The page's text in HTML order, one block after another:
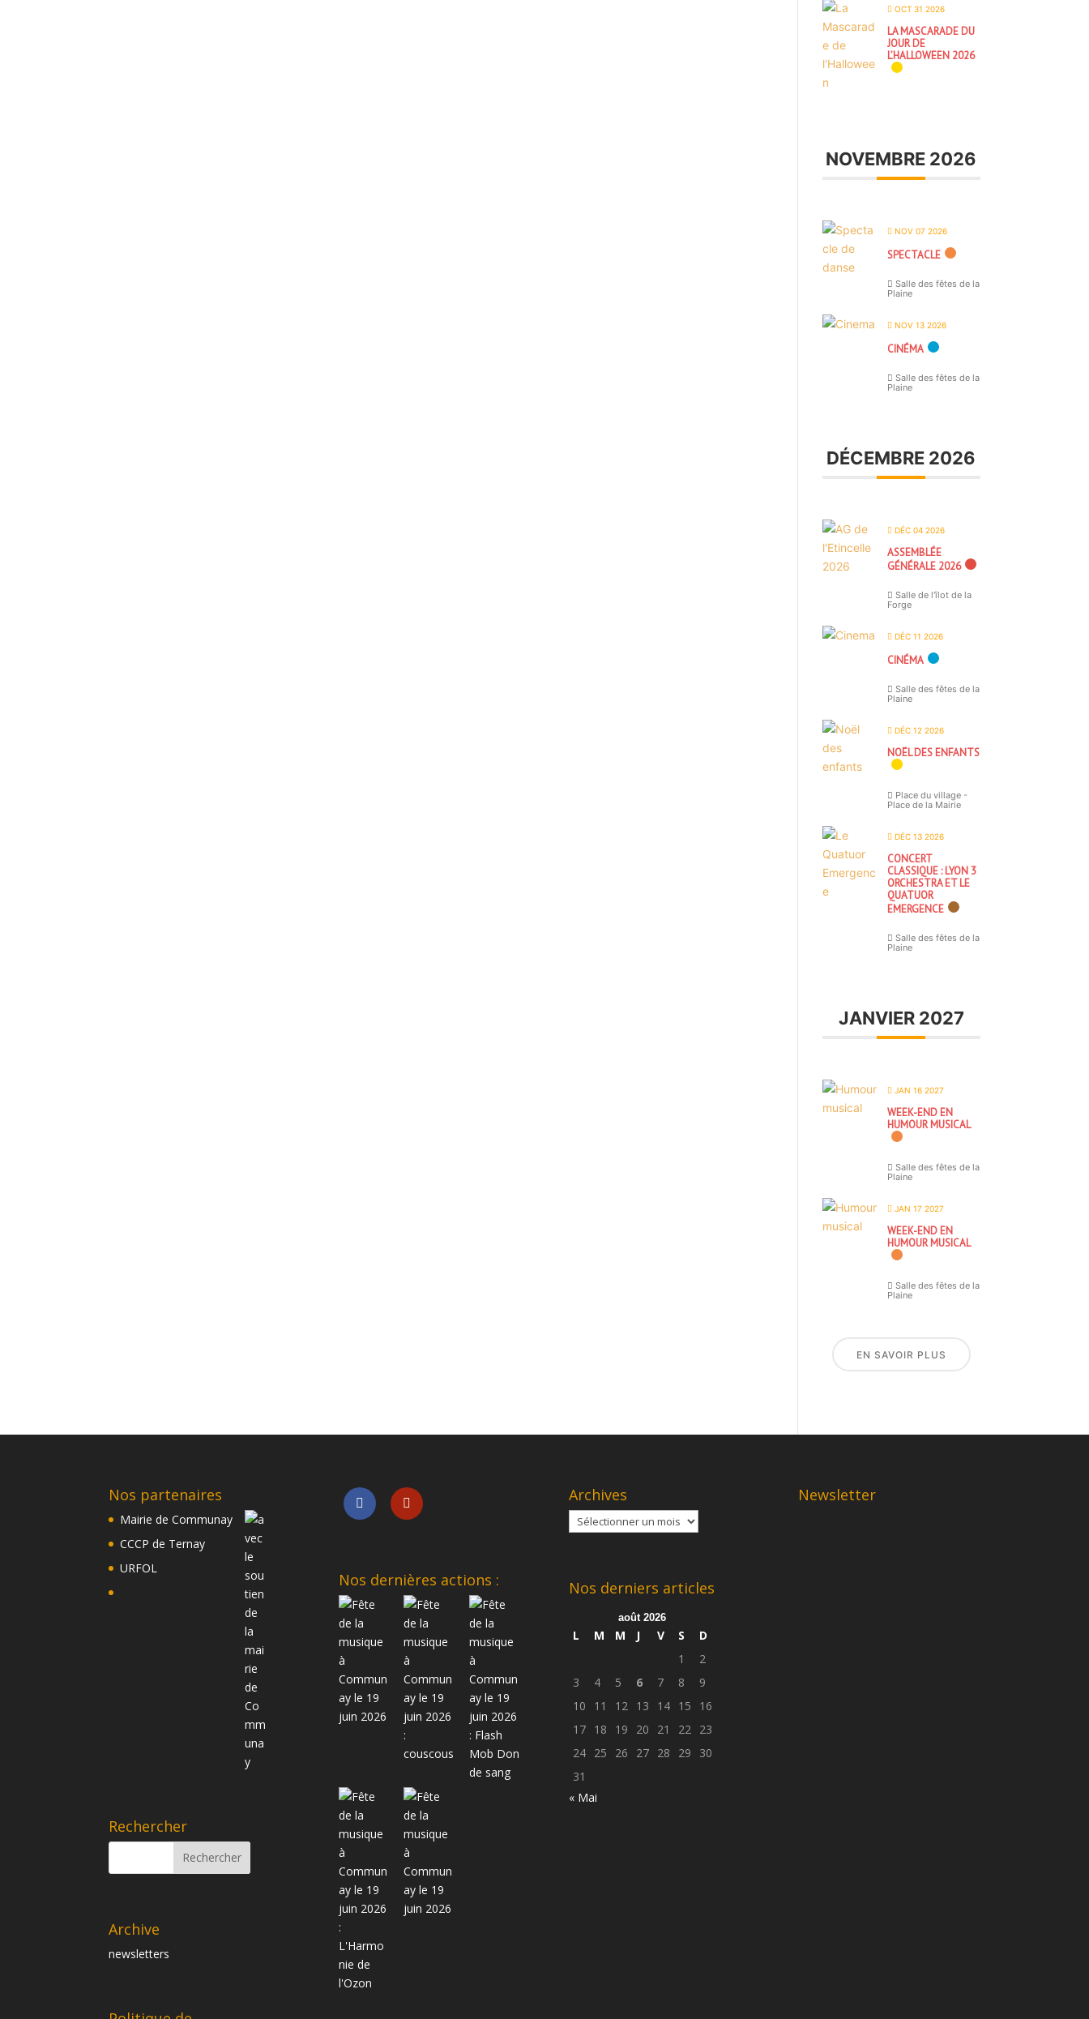
OCT 31 2026
LA MASCARADE DU
JOUR DE
L’HALLOWEEN 2026
NOVEMBRE 2026
NOV 07 2026
SPECTACLE
Salle des fêtes de la
Plaine
NOV 13 2026
CINÉMA
Salle des fêtes de la
Plaine
DÉCEMBRE 2026
DÉC 04 2026
ASSEMBLÉE
GÉNÉRALE 2026
Salle de l'îlot de la
Forge
DÉC 11 2026
CINÉMA
Salle des fêtes de la
Plaine
DÉC 12 2026
NOËL DES ENFANTS
Place du village -
Place de la Mairie
DÉC 13 2026
CONCERT
CLASSIQUE : LYON 3
ORCHESTRA ET LE
QUATUOR
EMERGENCE
Salle des fêtes de la
Plaine
JANVIER 2027
JAN 16 2027
WEEK-END EN
HUMOUR MUSICAL
Salle des fêtes de la
Plaine
JAN 17 2027
WEEK-END EN
HUMOUR MUSICAL
Salle des fêtes de la
Plaine
EN SAVOIR PLUS
Nos partenaires
Mairie de Communay
CCCP de Ternay
URFOL
Rechercher
Archive
newsletters
Nos dernières actions :
Archives
Archives
Nos derniers articles
août 2026
L M M J V S
D
1
2
3
4 5 6 7 8
9
10
11 12 13 14 15
16
17
18 19 20 21 22
23
24
25 26 27 28 29
30
31
« Mai
Newsletter